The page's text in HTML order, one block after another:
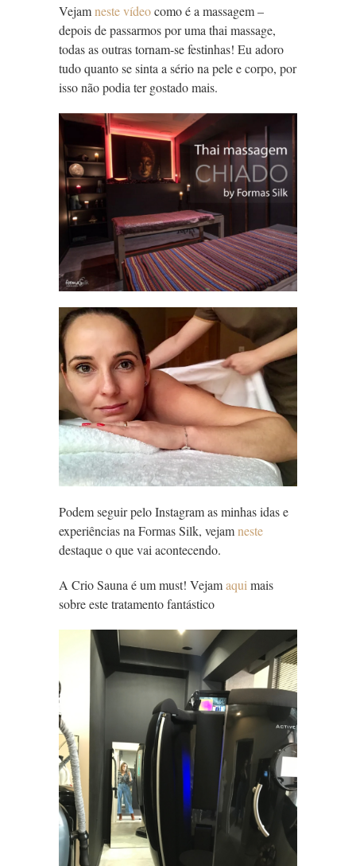
Vejamneste vídeocomo é a massagem –
depois de passarmos por uma thai massage,
todas as outras tornam-se festinhas! Eu adoro
tudo quanto se sinta a sério na pele e corpo, por
isso não podia ter gostado mais.
Podem seguir pelo Instagram as minhas idas e
experiências na Formas Silk, vejamneste
destaque o que vai acontecendo.
A Crio Sauna é um must! Vejamaqui mais
sobre este tratamento fantástico